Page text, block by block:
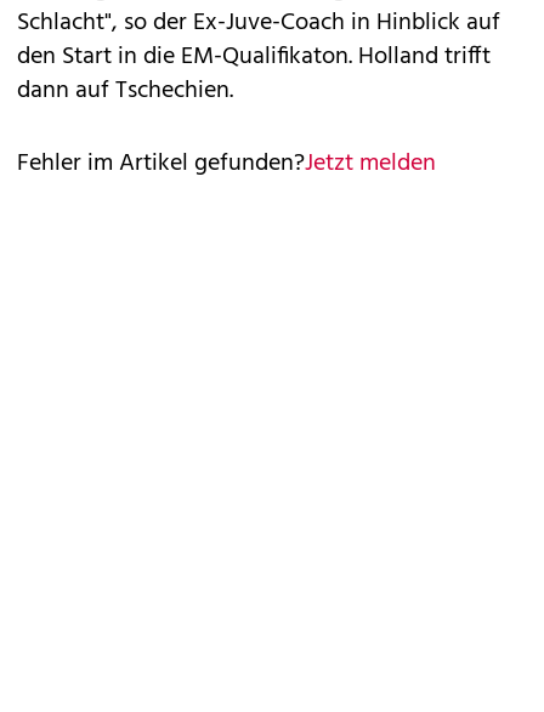
Schlacht", so der Ex-Juve-Coach in Hinblick auf
den Start in die EM-Qualifikaton. Holland trifft
dann auf Tschechien.
Fehler im Artikel gefunden?Jetzt melden